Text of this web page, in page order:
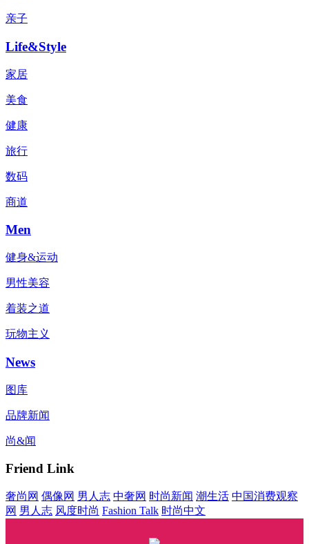
亲子
Life&Style
家居
美食
健康
旅行
数码
商道
Men
健身&运动
男性美容
着装之道
玩物主义
News
图库
品牌新闻
尚&闻
Friend Link
奢尚网 偶像网 男人志 中奢网 时尚新闻 潮生活 中国消费观察
网 男人志 风度时尚 Fashion Talk 时尚中文